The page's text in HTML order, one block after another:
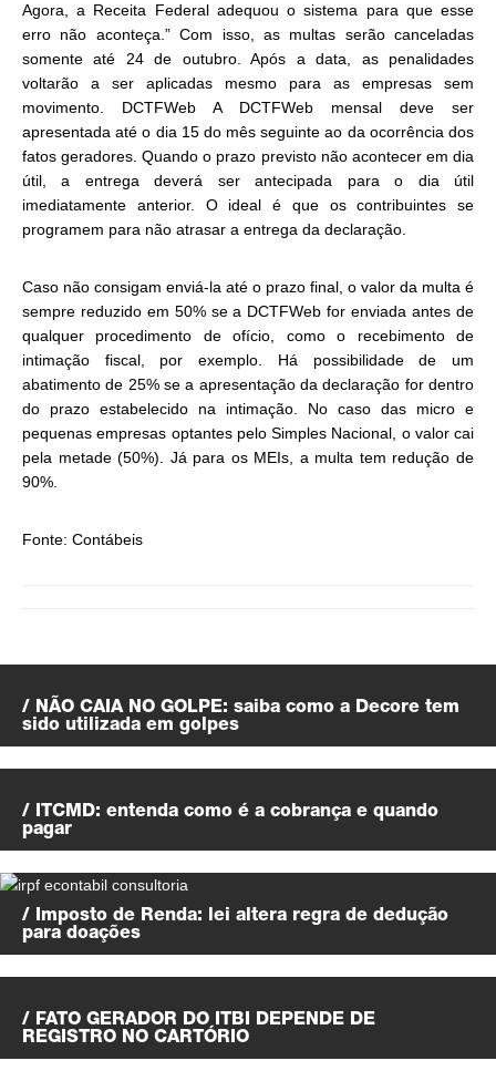
Agora, a Receita Federal adequou o sistema para que esse
erro não aconteça.” Com isso, as multas serão canceladas
somente até 24 de outubro. Após a data, as penalidades
voltarão a ser aplicadas mesmo para as empresas sem
movimento. DCTFWeb A DCTFWeb mensal deve ser
apresentada até o dia 15 do mês seguinte ao da ocorrência dos
fatos geradores. Quando o prazo previsto não acontecer em dia
útil, a entrega deverá ser antecipada para o dia útil
imediatamente anterior. O ideal é que os contribuintes se
programem para não atrasar a entrega da declaração.
Caso não consigam enviá-la até o prazo final, o valor da multa é
sempre reduzido em 50% se a DCTFWeb for enviada antes de
qualquer procedimento de ofício, como o recebimento de
intimação fiscal, por exemplo. Há possibilidade de um
abatimento de 25% se a apresentação da declaração for dentro
do prazo estabelecido na intimação. No caso das micro e
pequenas empresas optantes pelo Simples Nacional, o valor cai
pela metade (50%). Já para os MEIs, a multa tem redução de
90%.
Fonte: Contábeis
/ NÃO CAIA NO GOLPE: saiba como a Decore tem
sido utilizada em golpes
/ ITCMD: entenda como é a cobrança e quando
pagar
/ Imposto de Renda: lei altera regra de dedução
para doações
/ FATO GERADOR DO ITBI DEPENDE DE
REGISTRO NO CARTÓRIO